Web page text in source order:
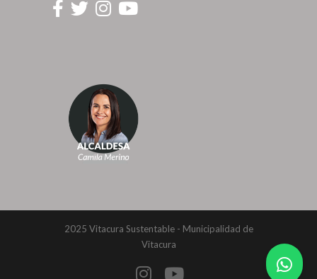
2025 Vitacura Sustentable - Municipalidad de
Vitacura